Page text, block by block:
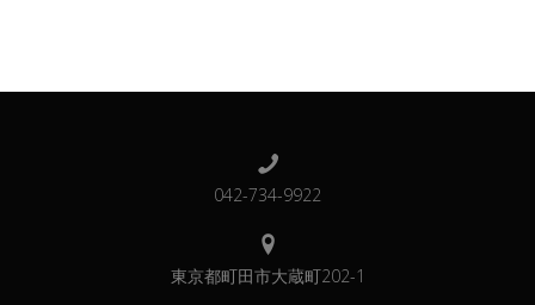
042-734-9922
東京都町田市大蔵町202-1